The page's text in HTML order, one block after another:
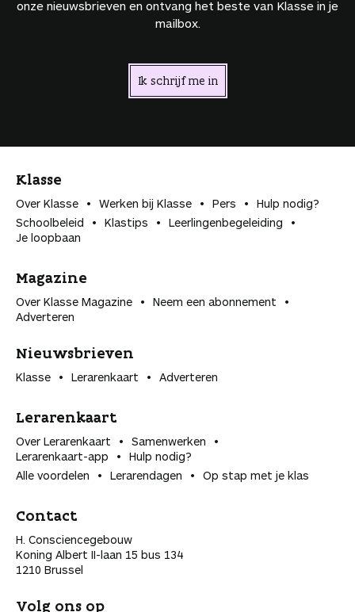
onze nieuwsbrieven en ontvang het beste van Klasse in je
mailbox.
Ik schrijf me in
Klasse
Over Klasse Werken bij Klasse Pers
Hulp nodig?
Schoolbeleid
Klastips
Leerlingen­begeleiding
Je loopbaan
Magazine
Over Klasse Magazine
Neem een abonnement
Adverteren
Nieuwsbrieven
Klasse Lerarenkaart Adverteren
Lerarenkaart
Over Lerarenkaart
Samenwerken
Lerarenkaart-app
Hulp nodig?
Alle voordelen
Lerarendagen Op stap met je klas
Contact
H. Consciencegebouw
Koning Albert II-laan 15 bus 134
1210 Brussel
Volg ons op